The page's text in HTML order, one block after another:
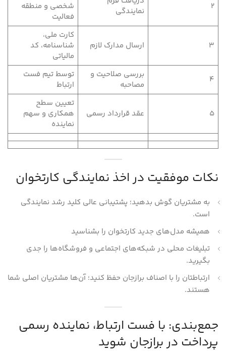
2
نمایندگی
شخصی و منطقه
فعالیت
3 ارسال مدارک لازم
کارت ملی،
شناسنامه، کد
مالیاتی
4
بررسی صلاحیت و
مصاحبه
توسط تیم فست
ارتباط
5 عقد قرارداد رسمی
تعیین سطح
همکاری و سهم
نماینده
نکات موفقیت در اخذ نمایندگی کارتخوان
به مشتریان گوش بدهید؛ پشتیبانی عالی کلید رشد نمایندگی
است.
همیشه مدل‌های جدید کارتخوان را بشناسید
تبلیغات محلی در شبکه‌های اجتماعی و فروشگاه‌ها را جدی
بگیرید.
ارتباطتان را با اصناف برازجان حفظ کنید؛ آن‌ها مشتریان اصلی شما
هستند.
جمع‌بندی: با فست ارتباط، نماینده رسمی
پرداخت در برازجان شوید